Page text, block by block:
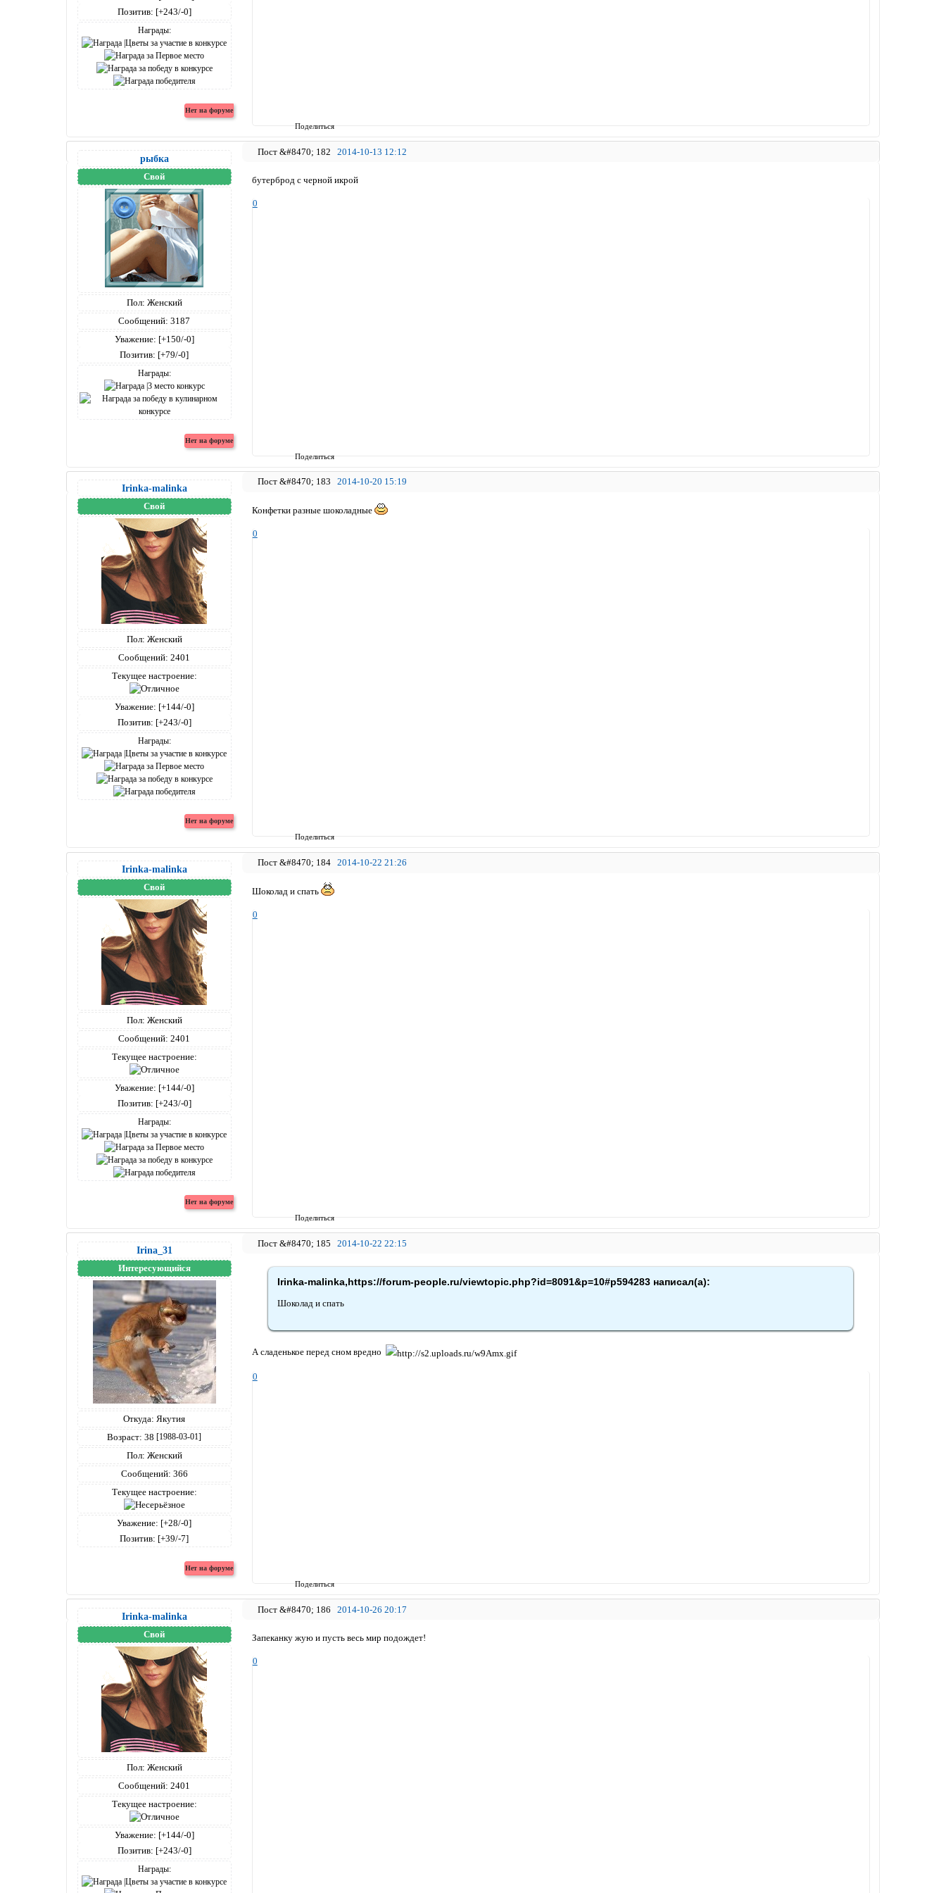
Поделиться
Позитив: [+243/-0]
Награды:
Поделиться
182 2014-10-13 12:12
рыбка
Свой
Пол: Женский
Сообщений: 3187
Уважение: [+150/-0]
Позитив: [+79/-0]
Награды:
бутерброд с черной икрой
0
Поделиться
183 2014-10-20 15:19
Irinka-malinka
Свой
Пол: Женский
Сообщений: 2401
Текущее настроение:
Уважение: [+144/-0]
Позитив: [+243/-0]
Награды:
Конфетки разные шоколадные
0
Поделиться
184 2014-10-22 21:26
Irinka-malinka
Свой
Пол: Женский
Сообщений: 2401
Текущее настроение:
Уважение: [+144/-0]
Позитив: [+243/-0]
Награды:
Шоколад и спать
0
Поделиться
185 2014-10-22 22:15
Irina_31
Интересующийся
Откуда: Якутия
Возраст: 38 [1988-03-01]
Пол: Женский
Сообщений: 366
Текущее настроение:
Уважение: [+28/-0]
Позитив: [+39/-7]
Irinka-malinka,https://forum-people.ru/viewtopic.php?id=8091&p=10#p594283 написал(а):
Шоколад и спать
А сладенькое перед сном вредно
0
186 2014-10-26 20:17
Irinka-malinka
Свой
Пол: Женский
Сообщений: 2401
Текущее настроение:
Уважение: [+144/-0]
Позитив: [+243/-0]
Награды:
Запеканку жую и пусть весь мир подождет!
0